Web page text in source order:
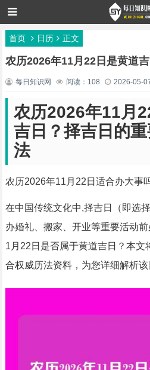
首页 日历 正文
农历2026年11月22日是黄道
每日知识网 阅读：108 2026-05-
农历2026年11月
吉日？择吉日的
法
农历2026年11月22日适合办大事
在中国传统文化中,择吉日（即选
办婚礼、搬家、开业等重要活动
1月22日是否属于黄道吉日？本文
合权威历法资料，为您详细解析该